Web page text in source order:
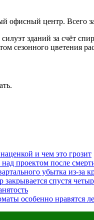
офисный центр. Всего
зданий за счёт
сезонного цветения
и чем это грозит
проектом после
убытка из-за
спустя
особенно нравятся